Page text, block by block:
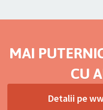
MAI
CU
Detalii pe